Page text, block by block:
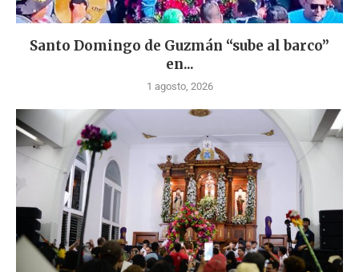
Santo Domingo de Guzmán “sube al barco”
en...
1 agosto, 2026